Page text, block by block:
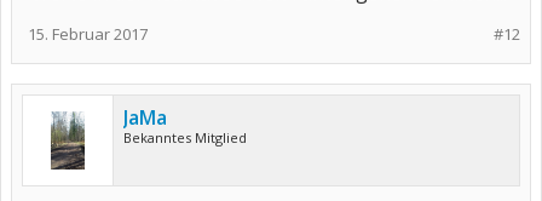
#12
15. Februar 2017
JaMa
Bekanntes Mitglied